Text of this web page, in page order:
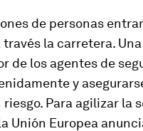
de personas
través la carretera.
de los agentes de
y
Para agilizar la
Unión Europea